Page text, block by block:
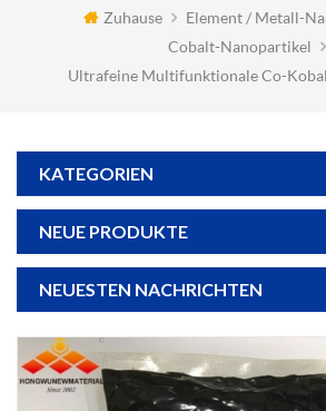
Zuhause
Element / Metall-
Cobalt-Nanopartikel
Ultrafeine Multifunktionale Co-
KATEGORIEN
NEUE PRODUKTE
NEUESTEN NACHRICHTEN